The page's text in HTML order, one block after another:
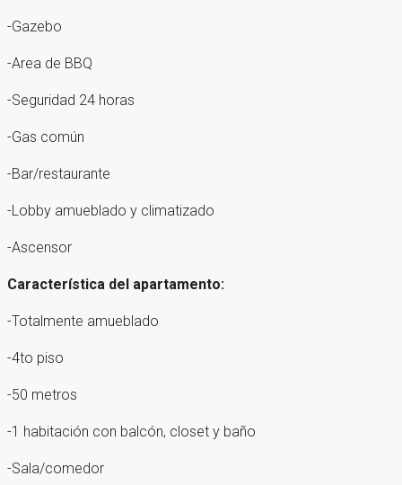
-Gazebo
-Area de BBQ
-Seguridad 24 horas
-Gas común
-Bar/restaurante
-Lobby amueblado y climatizado
-Ascensor
Característica del apartamento:
-Totalmente amueblado
-4to piso
-50 metros
-1 habitación con balcón, closet y baño
-Sala/comedor